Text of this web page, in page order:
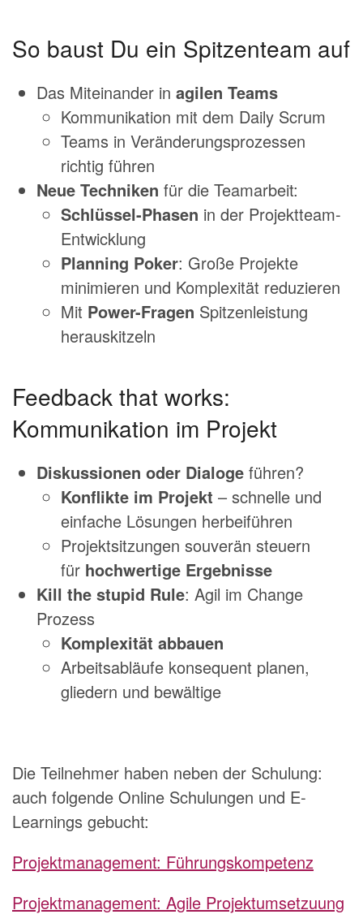
So baust Du ein Spitzenteam auf
Das Miteinander in agilen Teams
Kommunikation mit dem Daily Scrum
Teams in Veränderungsprozessen
richtig führen
Neue Techniken für die Teamarbeit:
Schlüssel-Phasen in der Projektteam-
Entwicklung
Planning Poker: Große Projekte
minimieren und Komplexität reduzieren
Mit Power-Fragen Spitzenleistung
herauskitzeln
Feedback that works:
Kommunikation im Projekt
Diskussionen oder Dialoge führen?
Konflikte im Projekt – schnelle und
einfache Lösungen herbeiführen
Projektsitzungen souverän steuern
für hochwertige Ergebnisse
Kill the stupid Rule: Agil im Change
Prozess
Komplexität abbauen
Arbeitsabläufe konsequent planen,
gliedern und bewältige
Die Teilnehmer haben neben der Schulung:
auch folgende Online Schulungen und E-
Learnings gebucht:
Projektmanagement: Führungskompetenz
Projektmanagement: Agile Projektumsetzuung